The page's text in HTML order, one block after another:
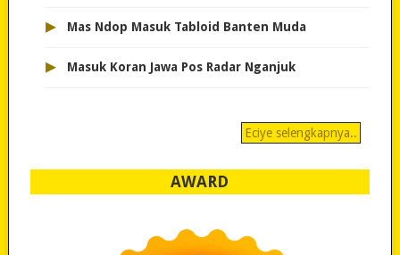
▸ Mas Ndop Masuk Tabloid Banten Muda
▸ Masuk Koran Jawa Pos Radar Nganjuk
Eciye selengkapnya..
AWARD